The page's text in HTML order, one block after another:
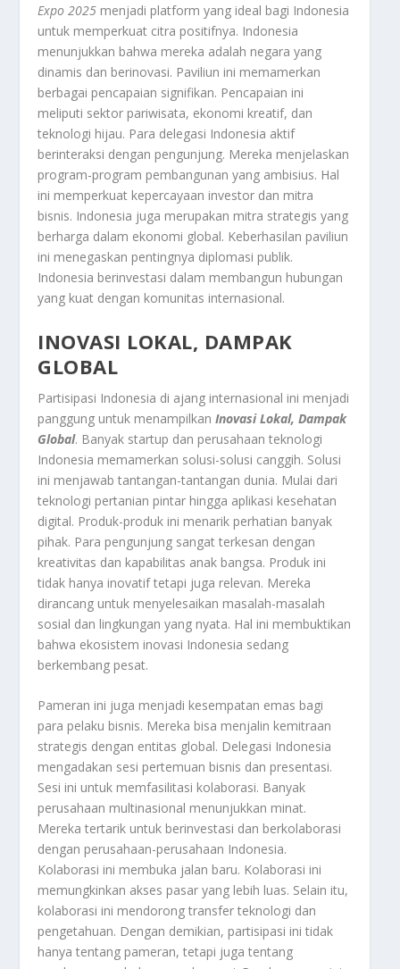
Expo 2025 menjadi platform yang ideal bagi Indonesia
untuk memperkuat citra positifnya. Indonesia
menunjukkan bahwa mereka adalah negara yang
dinamis dan berinovasi. Paviliun ini memamerkan
berbagai pencapaian signifikan. Pencapaian ini
meliputi sektor pariwisata, ekonomi kreatif, dan
teknologi hijau. Para delegasi Indonesia aktif
berinteraksi dengan pengunjung. Mereka menjelaskan
program-program pembangunan yang ambisius. Hal
ini memperkuat kepercayaan investor dan mitra
bisnis. Indonesia juga merupakan mitra strategis yang
berharga dalam ekonomi global. Keberhasilan paviliun
ini menegaskan pentingnya diplomasi publik.
Indonesia berinvestasi dalam membangun hubungan
yang kuat dengan komunitas internasional.
INOVASI LOKAL, DAMPAK
GLOBAL
Partisipasi Indonesia di ajang internasional ini menjadi
panggung untuk menampilkanInovasi Lokal, Dampak
Global. Banyak startup dan perusahaan teknologi
Indonesia memamerkan solusi-solusi canggih. Solusi
ini menjawab tantangan-tantangan dunia. Mulai dari
teknologi pertanian pintar hingga aplikasi kesehatan
digital. Produk-produk ini menarik perhatian banyak
pihak. Para pengunjung sangat terkesan dengan
kreativitas dan kapabilitas anak bangsa. Produk ini
tidak hanya inovatif tetapi juga relevan. Mereka
dirancang untuk menyelesaikan masalah-masalah
sosial dan lingkungan yang nyata. Hal ini membuktikan
bahwa ekosistem inovasi Indonesia sedang
berkembang pesat.
Pameran ini juga menjadi kesempatan emas bagi
para pelaku bisnis. Mereka bisa menjalin kemitraan
strategis dengan entitas global. Delegasi Indonesia
mengadakan sesi pertemuan bisnis dan presentasi.
Sesi ini untuk memfasilitasi kolaborasi. Banyak
perusahaan multinasional menunjukkan minat.
Mereka tertarik untuk berinvestasi dan berkolaborasi
dengan perusahaan-perusahaan Indonesia.
Kolaborasi ini membuka jalan baru. Kolaborasi ini
memungkinkan akses pasar yang lebih luas. Selain itu,
kolaborasi ini mendorong transfer teknologi dan
pengetahuan. Dengan demikian, partisipasi ini tidak
hanya tentang pameran, tetapi juga tentang